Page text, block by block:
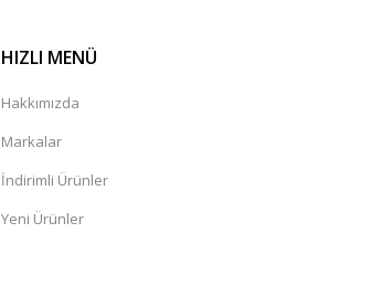
HIZLI MENÜ
Hakkımızda
Markalar
İndirimli Ürünler
Yeni Ürünler